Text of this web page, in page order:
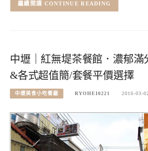
CONTINUE READING
中壢｜紅無堤茶餐館．濃郁滿
&各式超值簡/套餐平價選擇
中壢美食小吃餐廳 RYOHEI0221 2016-03-